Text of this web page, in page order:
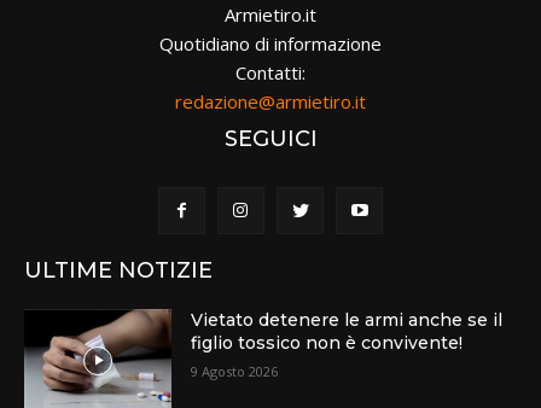
Armietiro.it
Quotidiano di informazione
Contatti:
redazione@armietiro.it
SEGUICI
ULTIME NOTIZIE
Vietato detenere le armi anche se il
figlio tossico non è convivente!
9 Agosto 2026